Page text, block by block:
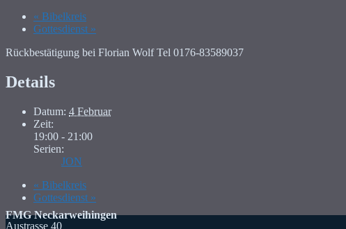
« Bibelkreis
Gottesdienst »
Rückbestätigung bei Florian Wolf Tel 0176-83589037
Details
Datum: 4 Februar
Zeit:
19:00 - 21:00
Serien:
JON
« Bibelkreis
Gottesdienst »
FMG Neckarweihingen
Austrasse 40